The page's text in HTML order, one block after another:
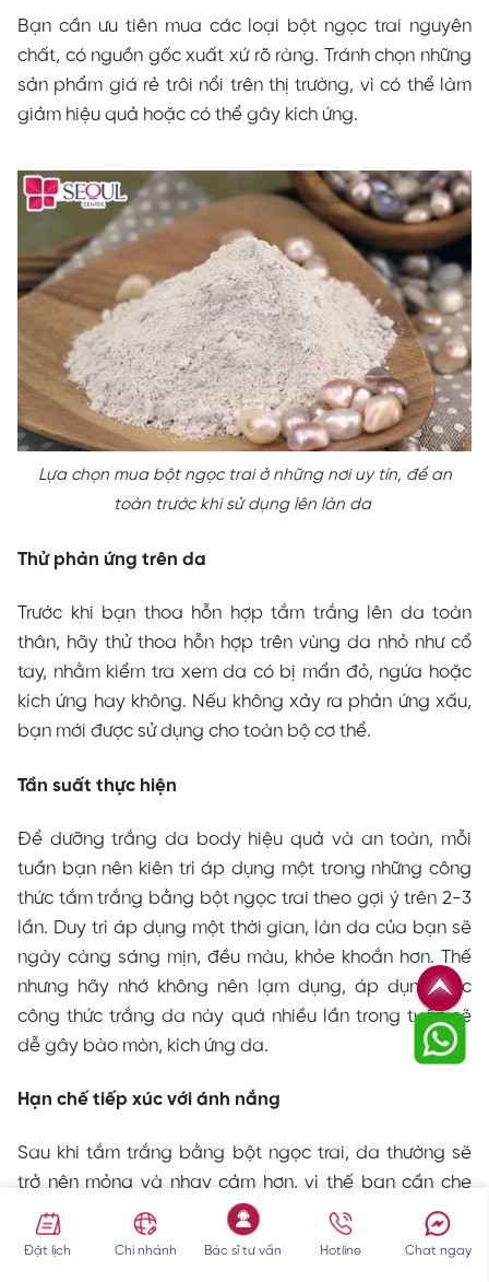
Bạn cần ưu tiên mua các loại bột ngọc trai nguyên
chất, có nguồn gốc xuất xứ rõ ràng. Tránh chọn những
sản phẩm giá rẻ trôi nổi trên thị trường, vì có thể làm
giảm hiệu quả hoặc có thể gây kích ứng.
Lựa chọn mua bột ngọc trai ở những nơi uy tín, để an
toàn trước khi sử dụng lên làn da
Thử phản ứng trên da
Trước khi bạn thoa hỗn hợp tắm trắng lên da toàn
thân, hãy thử thoa hỗn hợp trên vùng da nhỏ như cổ
tay, nhằm kiểm tra xem da có bị mẩn đỏ, ngứa hoặc
kích ứng hay không. Nếu không xảy ra phản ứng xấu,
bạn mới được sử dụng cho toàn bộ cơ thể.
Tần suất thực hiện
Để dưỡng trắng da body hiệu quả và an toàn, mỗi
tuần bạn nên kiên trì áp dụng một trong những công
thức tắm trắng bằng bột ngọc trai theo gợi ý trên 2-3
lần. Duy trì áp dụng một thời gian, làn da của bạn sẽ
ngày càng sáng mịn, đều màu, khỏe khoắn hơn. Thế
nhưng hãy nhớ không nên lạm dụng, áp dụng các
công thức trắng da này quá nhiều lần trong tuần sẽ
dễ gây bào mòn, kích ứng da.
Hạn chế tiếp xúc với ánh nắng
Sau khi tắm trắng bằng bột ngọc trai, da thường sẽ
trở nên mỏng và nhạy cảm hơn, vì thế bạn cần che
chắn thật kỹ và kết hợp bôi kem chống nắng đều đặn
mỗi khi ra ngoài, tránh tình trạng da tiếp xúc với tia UV
Đặt lịch Chi nhánh Bác sĩ tư vấn Hotline Chat ngay